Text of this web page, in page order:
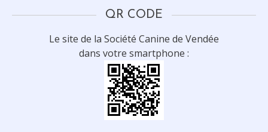
QR CODE
Le site de la Société Canine de Vendée
dans votre smartphone :